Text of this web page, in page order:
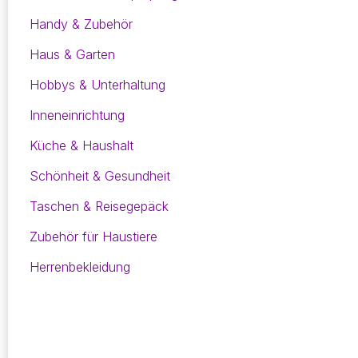
Handy & Zubehör
Haus & Garten
Hobbys & Unterhaltung
Inneneinrichtung
Küche & Haushalt
Schönheit & Gesundheit
Taschen & Reisegepäck
Zubehör für Haustiere
Herrenbekleidung